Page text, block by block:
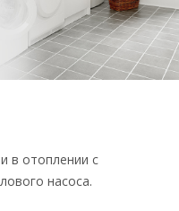
в отоплении с
насоса.